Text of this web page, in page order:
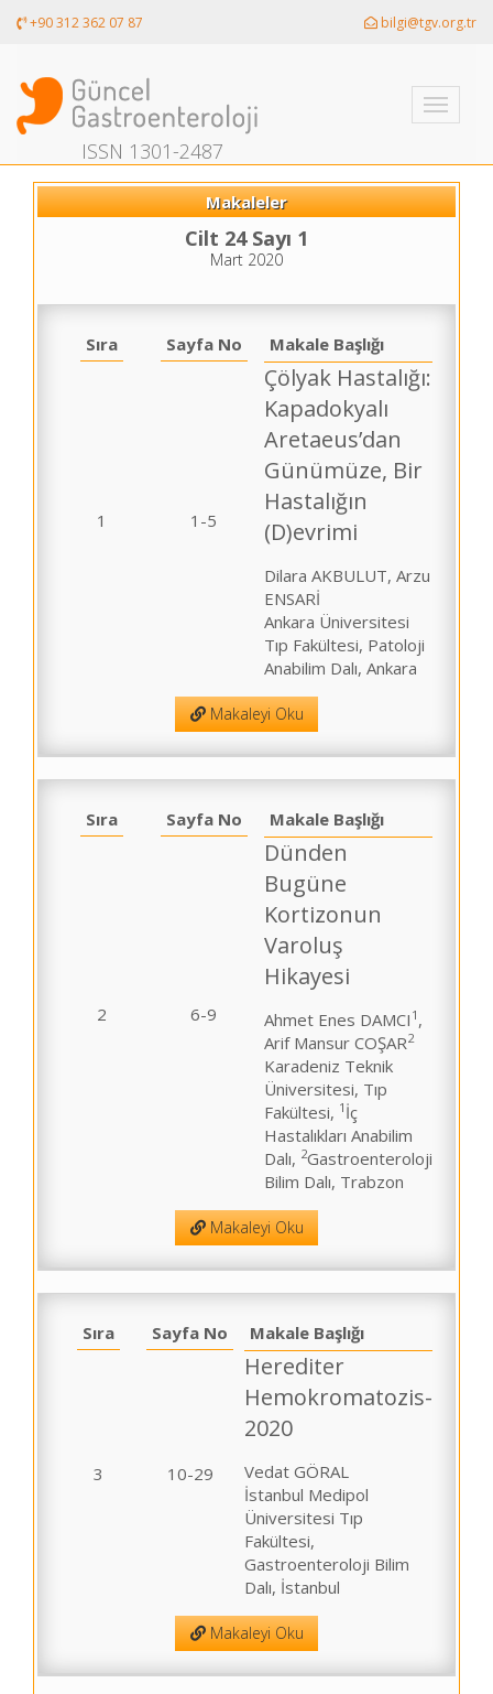
+90 312 362 07 87 bilgi@tgv.org.tr
Toggle
ISSN 1301-2487
Makaleler
Cilt 24 Sayı 1
Mart 2020
Sıra Sayfa No Makale Başlığı
1 1-5
Çölyak Hastalığı:
Kapadokyalı
Aretaeus’dan
Günümüze, Bir
Hastalığın
(D)evrimi
Dilara AKBULUT, Arzu
ENSARİ
Ankara Üniversitesi
Tıp Fakültesi, Patoloji
Anabilim Dalı, Ankara
Makaleyi Oku
Sıra Sayfa No Makale Başlığı
2 6-9
Dünden
Bugüne
Kortizonun
Varoluş
Hikayesi
Ahmet Enes DAMCI 1 ,
Arif Mansur COŞAR2
Karadeniz Teknik
Üniversitesi, Tıp
Fakültesi, 1 İç
Hastalıkları Anabilim
Dalı, 2Gastroenteroloji
Bilim Dalı, Trabzon
Makaleyi Oku
Sıra Sayfa No Makale Başlığı
3 10-29
Herediter
Hemokromatozis-
2020
Vedat GÖRAL
İstanbul Medipol
Üniversitesi Tıp
Fakültesi,
Gastroenteroloji Bilim
Dalı, İstanbul
Makaleyi Oku